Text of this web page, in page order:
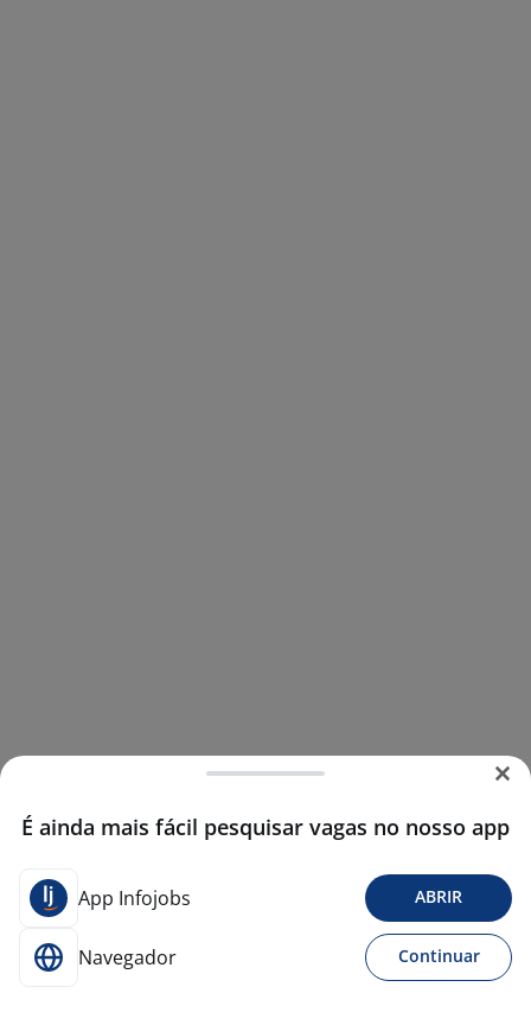
É ainda mais fácil pesquisar vagas no nosso app
App Infojobs ABRIR
Navegador Continuar